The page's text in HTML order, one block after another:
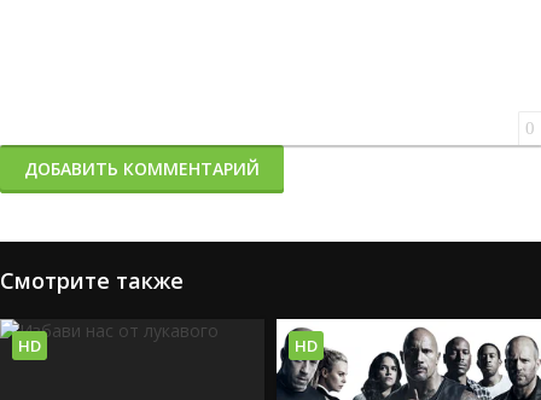
0
ДОБАВИТЬ КОММЕНТАРИЙ
Смотрите также
HD HD